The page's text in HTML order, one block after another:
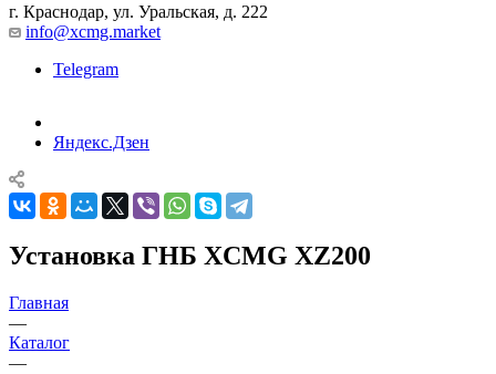
г. Краснодар, ул. Уральская, д. 222
info@xcmg.market
Telegram
Яндекс.Дзен
Установка ГНБ XCMG XZ200
Главная
—
Каталог
—